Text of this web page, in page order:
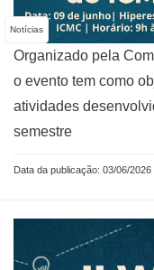
Notícias
Organizado pela
o evento tem como
atividades
semestre
Data da publicação: 03/06/2026